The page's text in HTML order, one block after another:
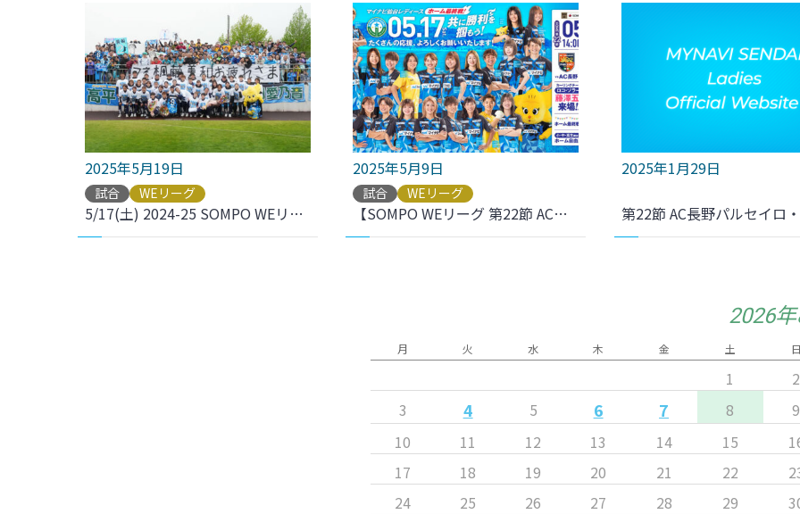
2025年5月19日
試合 WEリーグ
5/17(土) 2024-25 SOMPO WEリーグ ホーム最終戦セレモニー・引退セレモニーを開催しました。
2025年5月9日
試合 WEリーグ
【SOMPO WEリーグ 第22節 AC長野戦】ホームゲームのご案内
2025年1月29日
2026
月 火 水 木 金 土 日
1
2
3
4 5 6 7 8
9
10
11 12 13 14 15
17
18 19 20 21 22
24
25 26 27 28 29